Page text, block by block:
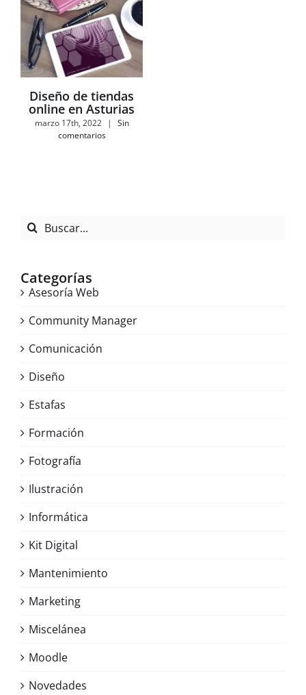
Diseño de tiendas
online en Asturias
marzo 17th, 2022 |
Sin
comentarios
Buscar:
Categorías
Asesoría Web
Community Manager
Comunicación
Diseño
Estafas
Formación
Fotografía
Ilustración
Informática
Kit Digital
Mantenimiento
Marketing
Miscelánea
Moodle
Novedades